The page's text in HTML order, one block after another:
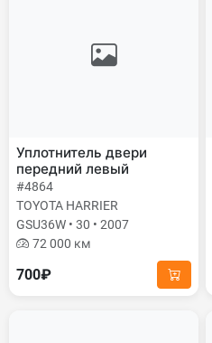
Уплотнитель двери
передний левый
#4864
TOYOTA HARRIER
GSU36W • 30 • 2007
72 000 км
700₽